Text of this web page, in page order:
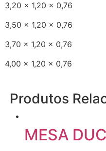
3,20 x 1,20 x 0,76
3,50 x 1,20 x 0,76
3,70 x 1,20 x 0,76
4,00 x 1,20 x 0,76
Produtos
MESA